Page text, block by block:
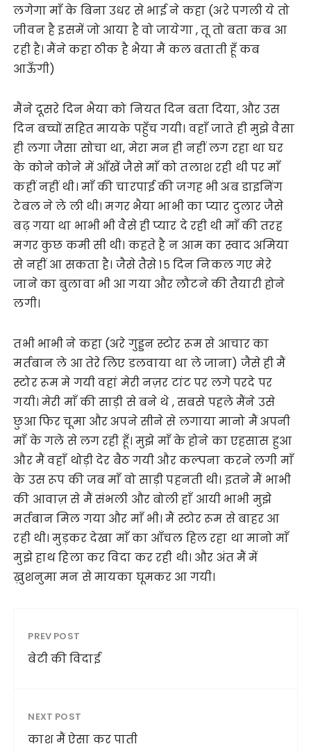
लगेगा माँ के बिना उधर से भाई ने कहा (अरे पगली ये तो
जीवन है इसमें जो आया है वो जायेगा , तू तो बता कब आ
रही है। मैंने कहा ठीक है भैया मैं कल बताती हूँ कब
आऊँगी)
मैंने दूसरे दिन भैया को नियत दिन बता दिया, और उस
दिन बच्चों सहित मायके पहुँच गयी। वहाँ जाते ही मुझे वैसा
ही लगा जैसा सोचा था, मेरा मन ही नहीं लग रहा था घर
के कोने कोने में आँखें जैसे माँ को तलाश रही थी पर माँ
कहीं नहीं थी। माँ की चारपाई की जगह भी अब डाइनिंग
टेबल ने ले ली थी। मगर भैया भाभी का प्यार दुलार जैसे
बढ़ गया था भाभी भी वैसे ही प्यार दे रही थी माँ की तरह
मगर कुछ कमी सी थी। कहते है न आम का स्वाद अमिया
से नहीं आ सकता है। जैसे तैसे १५ दिन निकल गए मेरे
जाने का बुलावा भी आ गया और लौटने की तैयारी होने
लगी।
तभी भाभी ने कहा (अरे गुड्डन स्टोर रूम से आचार का
मर्तबान ले आ तेरे लिए डलवाया था ले जाना) जैसे ही मैं
स्टोर रूम मे गयी वहां मेरी नज़र टांट पर लगे परदे पर
गयी। मेरी माँ की साड़ी से बने थे , सबसे पहले मैंने उसे
छुआ फिर चूमा और अपने सीने से लगाया मानो मैं अपनी
माँ के गले से लग रही हूँ। मुझे माँ के होने का एहसास हुआ
और मैं वहाँ थोड़ी देर बैठ गयी और कल्पना करने लगी माँ
के उस रूप की जब माँ वो साड़ी पहनती थी। इतने मैं भाभी
की आवाज़ से मैं संभली और बोली हाँ आयी भाभी मुझे
मर्तबान मिल गया और माँ भी। मैं स्टोर रूम से बाहर आ
रही थी। मुड़कर देखा माँ का आँचल हिल रहा था मानो माँ
मुझे हाथ हिला कर विदा कर रही थी। और अंत मैं में
ख़ुशनुमा मन से मायका घूमकर आ गयी।
PREV POST
बेटी की विदाई
NEXT POST
काश मैं ऐसा कर पाती